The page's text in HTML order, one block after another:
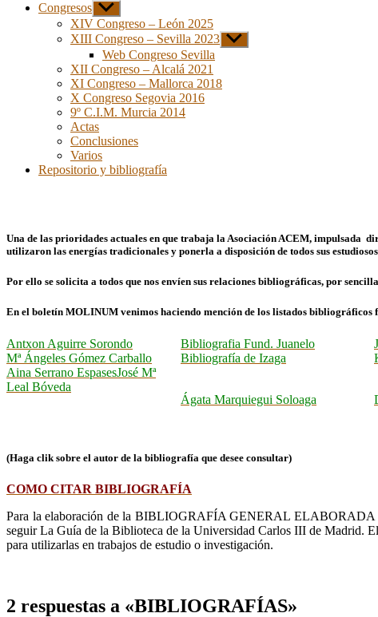
Congresos Mostrar
el
submenú
XIV Congreso – León 2025
XIII Congreso – Sevilla 2023 Mostrar
el
Web Congreso Sevilla
XII Congreso – Alcalá 2021
XI Congreso – Mallorca 2018
X Congreso Segovia 2016
9º C.I.M. Murcia 2014
Actas
Conclusiones
Varios
Repositorio y bibliografía
Una de las prioridades actuales en que trabaja la Asociación ACEM, impulsada
utilizaron las energías tradicionales y ponerla a disposición de todos sus
Por ello se solicita a todos que nos envíen sus relaciones bibliográficas, por
En el boletín MOLINUM venimos haciendo mención de los listados bibliográficos
Antxon Aguirre Sorondo Bibliografia Fund. Juanelo
Mª Ángeles Gómez Carballo
Bibliografía de Izaga
Aina Serrano EspasesJosé Mª
Leal Bóveda
Ágata Marquiegui Soloaga
(Haga clik sobre el autor de la bibliografía que desee consultar)
COMO CITAR BIBLIOGRAFÍA
Para la elaboración de la BIBLIOGRAFÍA GENERAL ELABORADA
seguir La Guía de la Biblioteca de la Universidad Carlos III de Madrid.
para utilizarlas en trabajos de estudio o investigación.
2 respuestas a «BIBLIOGRAFÍAS»